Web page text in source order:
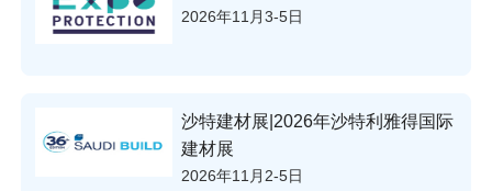
2026年11月3-5日
沙特建材展|2026年沙特利雅得国际
建材展
2026年11月2-5日